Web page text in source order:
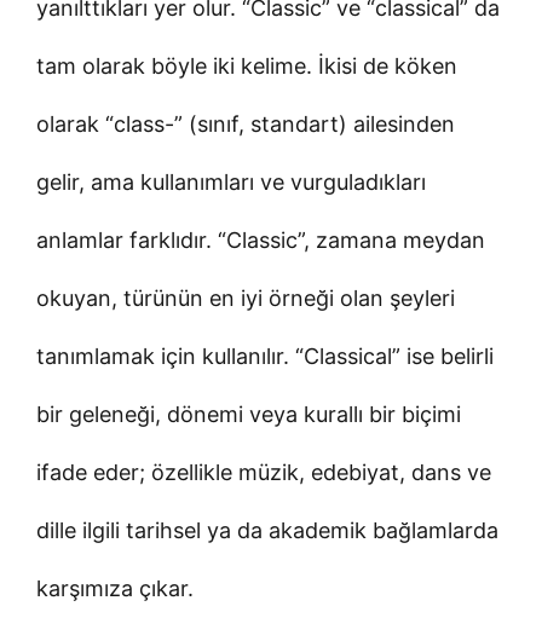
yanılttıkları yer olur. “Classic” ve “classical” da
tam olarak böyle iki kelime. İkisi de köken
olarak “class-” (sınıf, standart) ailesinden
gelir, ama kullanımları ve vurguladıkları
anlamlar farklıdır. “Classic”, zamana meydan
okuyan, türünün en iyi örneği olan şeyleri
tanımlamak için kullanılır. “Classical” ise belirli
bir geleneği, dönemi veya kurallı bir biçimi
ifade eder; özellikle müzik, edebiyat, dans ve
dille ilgili tarihsel ya da akademik bağlamlarda
karşımıza çıkar.